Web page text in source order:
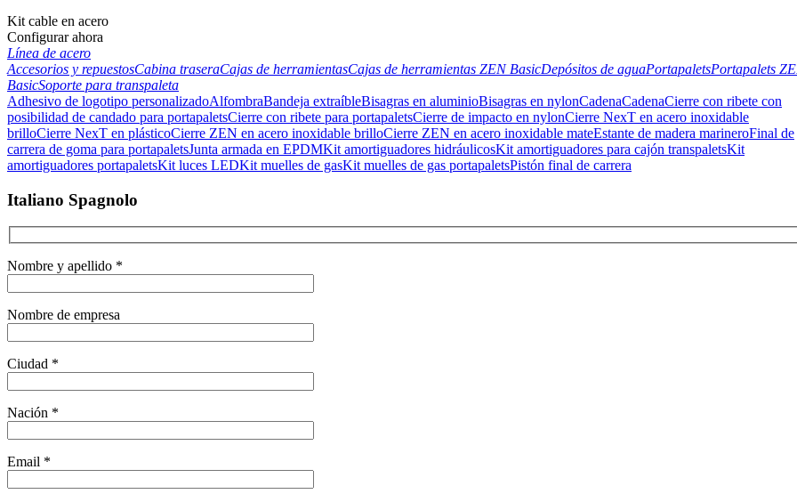
Kit cable en acero
Configurar ahora
Línea de acero
Accesorios y repuestosCabina traseraCajas de herramientasCajas de herramientas ZEN BasicDepósitos de aguaPortapaletsPortapalets
BasicSoporte para transpaleta
Adhesivo de logotipo personalizadoAlfombraBandeja extraíbleBisagras en aluminioBisagras en nylonCadenaCadenaCierre con ribete con
posibilidad de candado para portapaletsCierre con ribete para portapaletsCierre de impacto en nylonCierre NexT en acero inoxidable
brilloCierre NexT en plásticoCierre ZEN en acero inoxidable brilloCierre ZEN en acero inoxidable mateEstante de madera marineroFinal de
carrera de goma para portapaletsJunta armada en EPDMKit amortiguadores hidráulicosKit amortiguadores para cajón transpaletsKit
amortiguadores portapaletsKit luces LEDKit muelles de gasKit muelles de gas portapaletsPistón final de carrera
Italiano Spagnolo
Nombre y apellido *
Nombre de empresa
Ciudad *
Nación *
Email *